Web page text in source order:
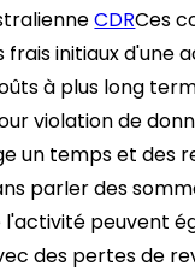
CDRCes
initiaux d'une
à plus long
violation de
un temps et des
parler des
peuvent
des pertes de